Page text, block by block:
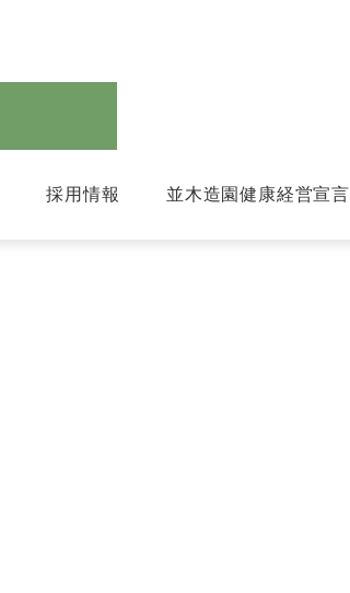
採用情報 並木造園健康経営宣言